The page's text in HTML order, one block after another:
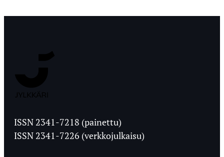
Ylioppilaslehti
ISSN 2341-7218 (painettu)
ISSN 2341-7226 (verkkojulkaisu)